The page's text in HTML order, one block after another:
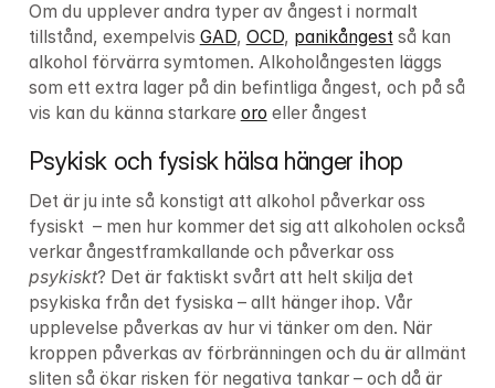
Om du upplever andra typer av ångest i normalt
tillstånd, exempelvis GAD, OCD, panikångest så kan
alkohol förvärra symtomen. Alkoholångesten läggs
som ett extra lager på din befintliga ångest, och på så
vis kan du känna starkare oro eller ångest
Psykisk och fysisk hälsa hänger ihop
Det är ju inte så konstigt att alkohol påverkar oss
fysiskt  – men hur kommer det sig att alkoholen också
psykiskt? Det är faktiskt svårt att helt skilja det
psykiska från det fysiska – allt hänger ihop. Vår
upplevelse påverkas av hur vi tänker om den. När
kroppen påverkas av förbränningen och du är allmänt
sliten så ökar risken för negativa tankar – och då är